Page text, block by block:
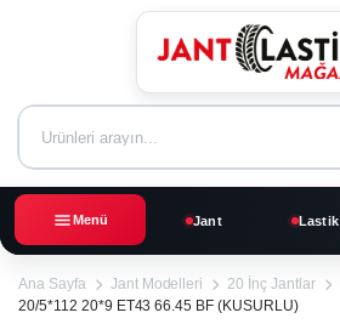
Menü Jant Lastik
Ana Sayfa Jant Modelleri
20 İnç Jantlar
20/5*112 20*9 ET43 66.45 BF (KUSURLU)